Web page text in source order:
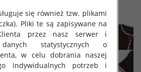
się również tzw. plikami
Pliki te są zapisywane na
przez nasz serwer i
statystycznych o
w celu dobrania naszej
indywidualnych potrzeb i